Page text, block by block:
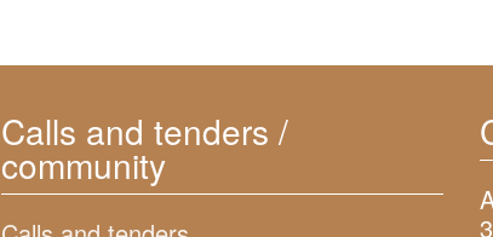
Calls and tenders /
community